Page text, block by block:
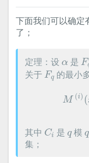
下面我们可以确定
了；
定理：设α
α 是F
Fq
关于Fq
Fq 的最小
M (i) (
M(i )
其中 Ci
Ci 是q
q模q
集；